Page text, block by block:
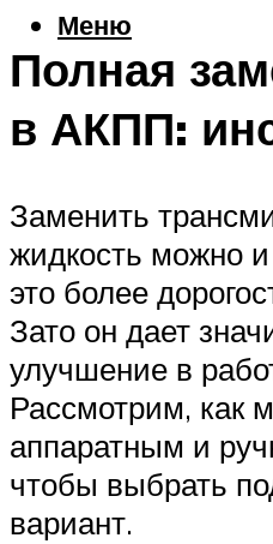
Меню
Полная
в АКПП:
Заменить
жидкость можно
это более
Зато он дает
улучшение в
Рассмотрим, как
аппаратным и
чтобы выбрать
вариант.